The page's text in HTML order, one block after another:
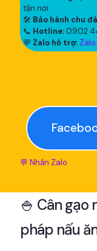
tận nơi
🛠 Bảo hành chu
📞 Hotline: 0902
💬 Zalo hỗ trợ:
💬 Nhắn Zalo
🍚 Cân gạo
pháp nấu